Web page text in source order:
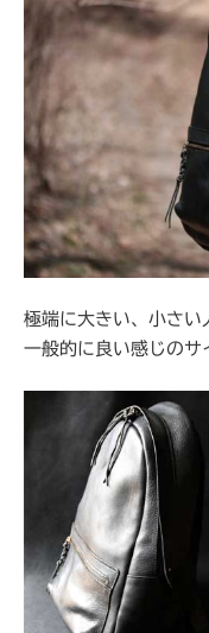
極端に大きい、小さい
一般的に良い感じのサ